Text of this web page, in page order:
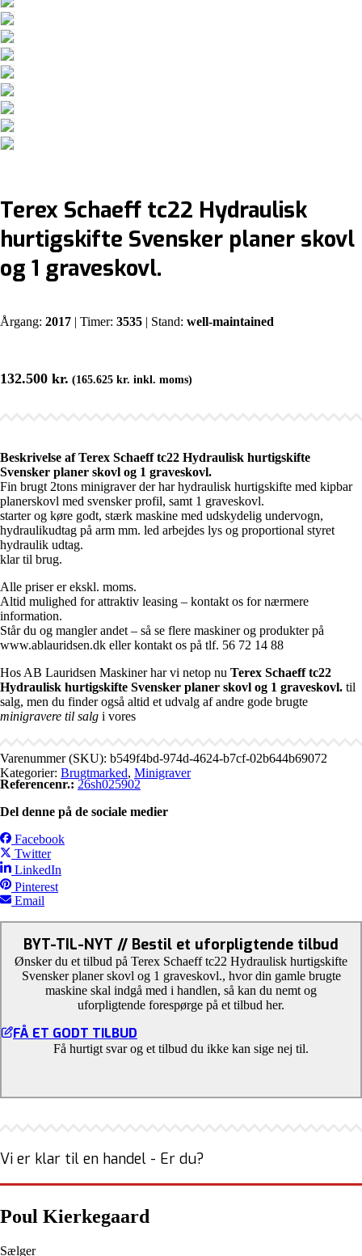
Terex Schaeff tc22 Hydraulisk
hurtigskifte Svensker planer skovl
og 1 graveskovl.
Årgang: 2017 | Timer: 3535 | Stand: well-maintained
132.500 kr. (165.625 kr. inkl. moms)
Beskrivelse af Terex Schaeff tc22 Hydraulisk hurtigskifte
Svensker planer skovl og 1 graveskovl.
Fin brugt 2tons minigraver der har hydraulisk hurtigskifte med kipbar
planerskovl med svensker profil, samt 1 graveskovl.
starter og køre godt, stærk maskine med udskydelig undervogn,
hydraulikudtag på arm mm. led arbejdes lys og proportional styret
hydraulik udtag.
klar til brug.
Alle priser er ekskl. moms.
Altid mulighed for attraktiv leasing – kontakt os for nærmere
information.
Står du og mangler andet – så se flere maskiner og produkter på
www.ablauridsen.dk eller kontakt os på tlf. 56 72 14 88
Hos AB Lauridsen Maskiner har vi netop nu Terex Schaeff tc22
Hydraulisk hurtigskifte Svensker planer skovl og 1 graveskovl. til
salg, men du finder også altid et udvalg af andre gode brugte
minigravere til salg i vores
Varenummer (SKU): b549f4bd-974d-4624-b7cf-02b644b69072
Kategorier: Brugtmarked, Minigraver
Referencenr.: 26sh025902
Del denne på de sociale medier
Facebook
Twitter
LinkedIn
Pinterest
Email
BYT-TIL-NYT // Bestil et uforpligtende tilbud
Ønsker du et tilbud på Terex Schaeff tc22 Hydraulisk hurtigskifte
Svensker planer skovl og 1 graveskovl., hvor din gamle brugte
maskine skal indgå med i handlen, så kan du nemt og
uforpligtende forespørge på et tilbud her.
FÅ ET GODT TILBUD
Få hurtigt svar og et tilbud du ikke kan sige nej til.
Vi er klar til en handel - Er du?
Poul Kierkegaard
Sælger